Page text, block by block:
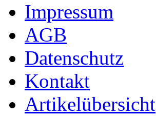
Impressum
AGB
Datenschutz
Kontakt
Artikelübersicht